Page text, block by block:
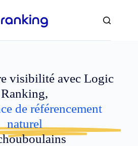
visibilité avec Logic
Ranking,
de référencement
naturel